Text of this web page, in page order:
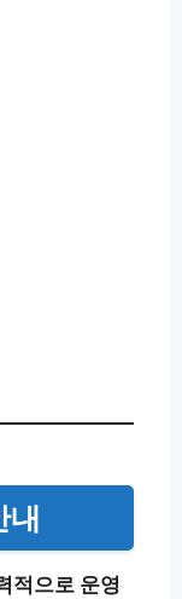
내
적으로 운영